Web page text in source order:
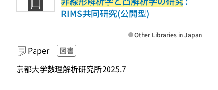
RIMS共同研究(公開型)
Paper 図書
京都大学数理解析研究所2025.7
Other Libraries in Japan